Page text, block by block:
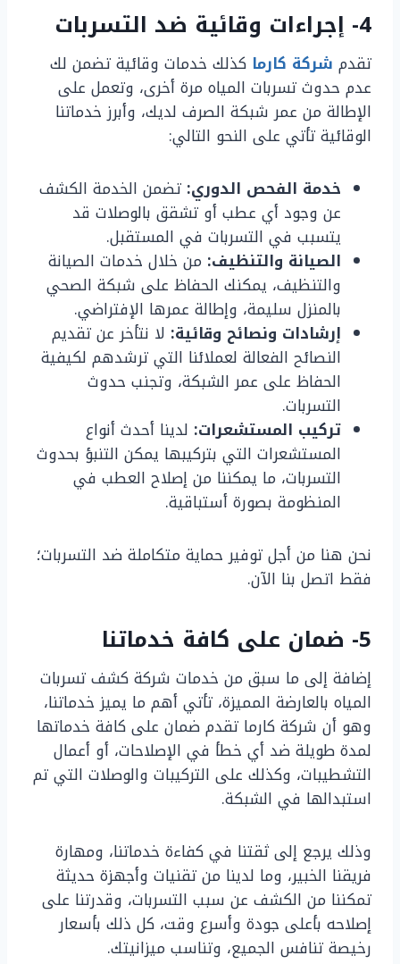
4- إجراءات وقائية ضد التسربات
تقدم شركة كارما كذلك خدمات وقائية تضمن لك
عدم حدوث تسربات المياه مرة أخرى، وتعمل على
الإطالة من عمر شبكة الصرف لديك، وأبرز خدماتنا
الوقائية تأتي على النحو التالي:
خدمة الفحص الدوري: تضمن الخدمة الكشف
عن وجود أي عطب أو تشقق بالوصلات قد
يتسبب في التسربات في المستقبل.
الصيانة والتنظيف: من خلال خدمات الصيانة
والتنظيف، يمكنك الحفاظ على شبكة الصحي
بالمنزل سليمة، وإطالة عمرها الإفتراضي.
إرشادات ونصائح وقائية: لا نتأخر عن تقديم
النصائح الفعالة لعملائنا التي ترشدهم لكيفية
الحفاظ على عمر الشبكة، وتجنب حدوث
التسربات.
تركيب المستشعرات: لدينا أحدث أنواع
المستشعرات التي بتركيبها يمكن التنبؤ بحدوث
التسربات، ما يمكننا من إصلاح العطب في
المنظومة بصورة أستباقية.
نحن هنا من أجل توفير حماية متكاملة ضد التسربات؛
فقط اتصل بنا الآن.
5- ضمان على كافة خدماتنا
إضافة إلى ما سبق من خدمات شركة كشف تسربات
المياه بالعارضة المميزة، تأتي أهم ما يميز خدماتنا،
وهو أن شركة كارما تقدم ضمان على كافة خدماتها
لمدة طويلة ضد أي خطأ في الإصلاحات، أو أعمال
التشطيبات، وكذلك على التركيبات والوصلات التي تم
استبدالها في الشبكة.
وذلك يرجع إلى ثقتنا في كفاءة خدماتنا، ومهارة
فريقنا الخبير، وما لدينا من تقنيات وأجهزة حديثة
تمكننا من الكشف عن سبب التسربات، وقدرتنا على
إصلاحه بأعلى جودة وأسرع وقت، كل ذلك بأسعار
رخيصة تنافس الجميع، وتناسب ميزانيتك.